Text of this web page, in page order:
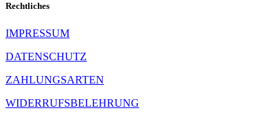
Rechtliches
IMPRESSUM
DATENSCHUTZ
ZAHLUNGSARTEN
WIDERRUFSBELEHRUNG